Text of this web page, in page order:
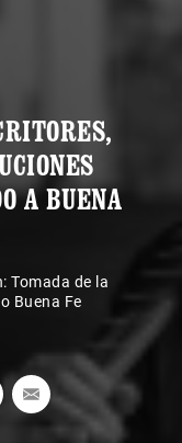
A BUENA
Tomada de la
Buena Fe